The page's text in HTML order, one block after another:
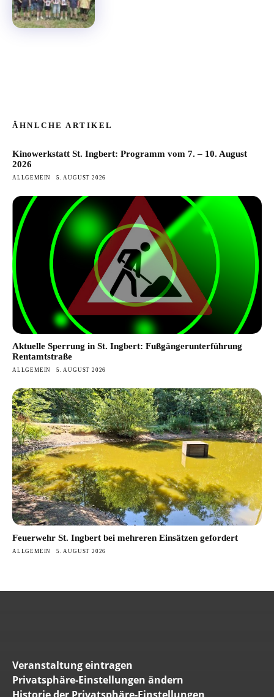
ÄHNLCHE ARTIKEL
Kinowerkstatt St. Ingbert: Programm vom 7. – 10. August
2026
ALLGEMEIN 5. AUGUST 2026
Aktuelle Sperrung in St. Ingbert: Fußgängerunterführung
Rentamtstraße
ALLGEMEIN 5. AUGUST 2026
Feuerwehr St. Ingbert bei mehreren Einsätzen gefordert
ALLGEMEIN 5. AUGUST 2026
Veranstaltung eintragen
Privatsphäre-Einstellungen ändern